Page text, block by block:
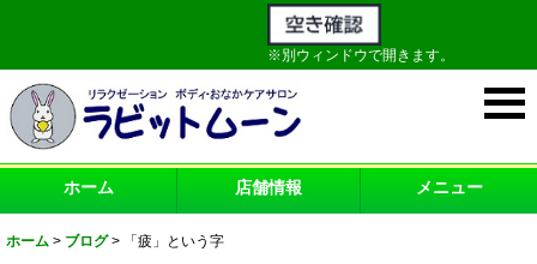
※別ウィンドウで開きます。
ホーム 店舗情報 メニュー
ホーム > ブログ > 「疲」という字